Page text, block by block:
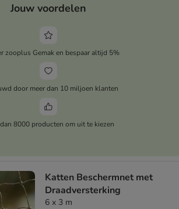
Jouw voordelen
zooplus Gemak en bespaar altijd 5%
door meer dan 10 miljoen klanten
8000 producten om uit te kiezen
Katten Beschermnet met
Draadversterking
6 x 3 m